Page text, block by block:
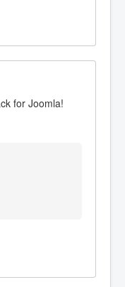
for Joomla!